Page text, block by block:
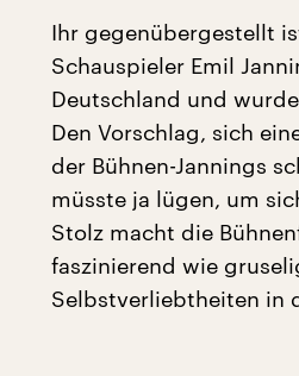
Ihr gegenübergestellt
Schauspieler Emil
Deutschland und
Den Vorschlag, sich
der Bühnen-Jannings
müsste ja lügen, um
Stolz macht die
faszinierend wie
Selbstverliebtheiten in